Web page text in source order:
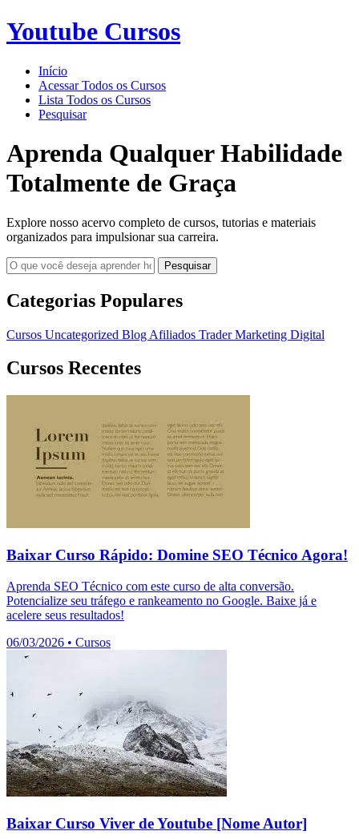
Youtube Cursos
Início
Acessar Todos os Cursos
Lista Todos os Cursos
Pesquisar
Aprenda Qualquer Habilidade
Totalmente de Graça
Explore nosso acervo completo de cursos, tutorias e materiais
organizados para impulsionar sua carreira.
Pesquisar
Categorias Populares
Cursos Uncategorized Blog Afiliados TraderMarketing Digital
Cursos Recentes
Baixar Curso Rápido: Domine SEO Técnico Agora!
Aprenda SEO Técnico com este curso de alta conversão.
Potencialize seu tráfego e rankeamento no Google. Baixe já e
acelere seus resultados!
06/03/2026 • Cursos
Baixar Curso Viver de Youtube [Nome Autor]